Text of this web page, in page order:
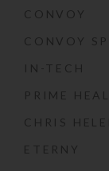
CONVOY
CONVOY
IN-TECH
PRIME
CHRIS
ETERNY